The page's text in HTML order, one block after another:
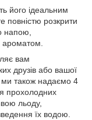
його ідеальним
повністю розкрити
напою,
ароматом.
вам
друзів або вашої
ми також надаємо 4
прохолодних
льоду,
їх водою.